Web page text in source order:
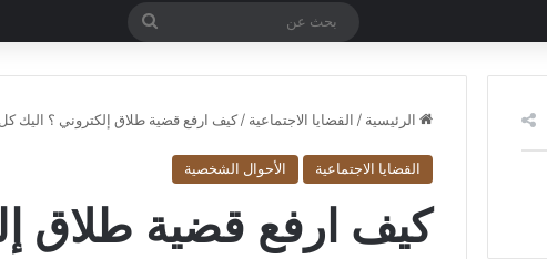
بحث
الرئيسية / القضايا الاجتماعية /كيف ارفع قضية طلاق إلكتروني​ ؟ اليك كل
القضايا الاجتماعية الأحوال الشخصية
كيف ارفع قضية طلاق